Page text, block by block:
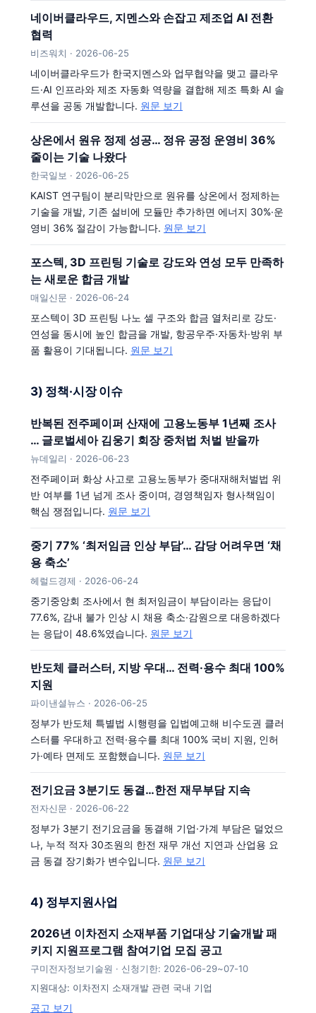
네이버클라우드, 지멘스와 손잡고 제조업 AI 전환
협력
비즈워치 · 2026-06-25
네이버클라우드가 한국지멘스와 업무협약을 맺고 클라우
드·AI 인프라와 제조 자동화 역량을 결합해 제조 특화 AI 솔
루션을 공동 개발합니다. 원문 보기
상온에서 원유 정제 성공… 정유 공정 운영비 36%
줄이는 기술 나왔다
한국일보 · 2026-06-25
KAIST 연구팀이 분리막만으로 원유를 상온에서 정제하는
기술을 개발, 기존 설비에 모듈만 추가하면 에너지 30%·운
영비 36% 절감이 가능합니다. 원문 보기
포스텍, 3D 프린팅 기술로 강도와 연성 모두 만족하
는 새로운 합금 개발
매일신문 · 2026-06-24
포스텍이 3D 프린팅 나노 셀 구조와 합금 열처리로 강도·
연성을 동시에 높인 합금을 개발, 항공우주·자동차·방위 부
품 활용이 기대됩니다. 원문 보기
3) 정책·시장 이슈
반복된 전주페이퍼 산재에 고용노동부 1년째 조사
… 글로벌세아 김웅기 회장 중처법 처벌 받을까
뉴데일리 · 2026-06-23
전주페이퍼 화상 사고로 고용노동부가 중대재해처벌법 위
반 여부를 1년 넘게 조사 중이며, 경영책임자 형사책임이
핵심 쟁점입니다. 원문 보기
중기 77% ‘최저임금 인상 부담’… 감당 어려우면 ‘채
용 축소’
헤럴드경제 · 2026-06-24
중기중앙회 조사에서 현 최저임금이 부담이라는 응답이
77.6%, 감내 불가 인상 시 채용 축소·감원으로 대응하겠다
는 응답이 48.6%였습니다. 원문 보기
반도체 클러스터, 지방 우대… 전력·용수 최대 100%
지원
파이낸셜뉴스 · 2026-06-25
정부가 반도체 특별법 시행령을 입법예고해 비수도권 클러
스터를 우대하고 전력·용수를 최대 100% 국비 지원, 인허
가·예타 면제도 포함했습니다. 원문 보기
전기요금 3분기도 동결…한전 재무부담 지속
전자신문 · 2026-06-22
정부가 3분기 전기요금을 동결해 기업·가계 부담은 덜었으
나, 누적 적자 30조원의 한전 재무 개선 지연과 산업용 요
금 동결 장기화가 변수입니다. 원문 보기
4) 정부지원사업
2026년 이차전지 소재부품 기업대상 기술개발 패
키지 지원프로그램 참여기업 모집 공고
구미전자정보기술원 · 신청기한: 2026-06-29~07-10
지원대상: 이차전지 소재개발 관련 국내 기업
공고 보기